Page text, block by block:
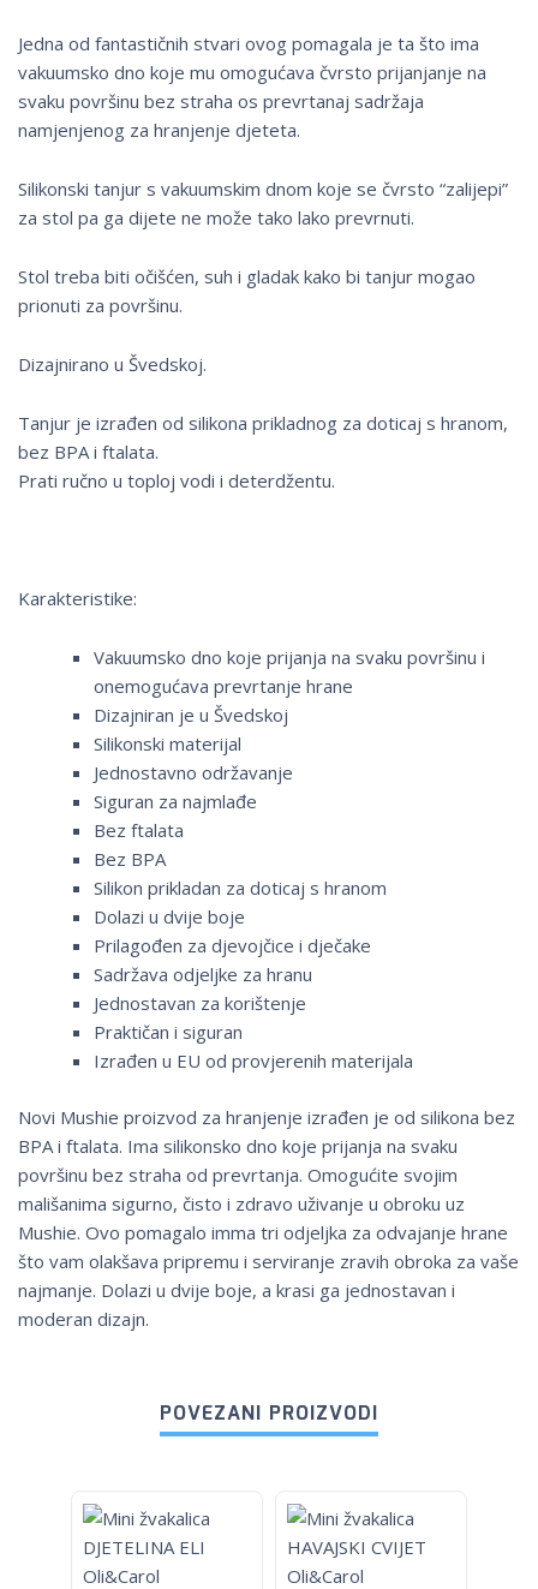
Jedna od fantastičnih stvari ovog pomagala je ta što ima
vakuumsko dno koje mu omogućava čvrsto prijanjanje na
svaku površinu bez straha os prevrtanaj sadržaja
namjenjenog za hranjenje djeteta.
Silikonski tanjur s vakuumskim dnom koje se čvrsto “zalijepi”
za stol pa ga dijete ne može tako lako prevrnuti.
Stol treba biti očišćen, suh i gladak kako bi tanjur mogao
prionuti za površinu.
Dizajnirano u Švedskoj.
Tanjur je izrađen od silikona prikladnog za doticaj s hranom,
bez BPA i ftalata.
Prati ručno u toploj vodi i deterdžentu.
Karakteristike:
Vakuumsko dno koje prijanja na svaku površinu i
onemogućava prevrtanje hrane
Dizajniran je u Švedskoj
Silikonski materijal
Jednostavno održavanje
Siguran za najmlađe
Bez ftalata
Bez BPA
Silikon prikladan za doticaj s hranom
Dolazi u dvije boje
Prilagođen za djevojčice i dječake
Sadržava odjeljke za hranu
Jednostavan za korištenje
Praktičan i siguran
Izrađen u EU od provjerenih materijala
Novi Mushie proizvod za hranjenje izrađen je od silikona bez
BPA i ftalata. Ima silikonsko dno koje prijanja na svaku
površinu bez straha od prevrtanja. Omogućite svojim
mališanima sigurno, čisto i zdravo uživanje u obroku uz
Mushie. Ovo pomagalo imma tri odjeljka za odvajanje hrane
što vam olakšava pripremu i serviranje zravih obroka za vaše
najmanje. Dolazi u dvije boje, a krasi ga jednostavan i
moderan dizajn.
POVEZANI PROIZVODI